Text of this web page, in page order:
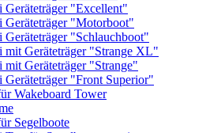
Geräteträger "Excellent"
Geräteträger "Motorboot"
Geräteträger "Schlauchboot"
mit Geräteträger "Strange XL"
Geräteträger "Strange"
Geräteträger "Front Superior"
Wakeboard Tower
Segelboote